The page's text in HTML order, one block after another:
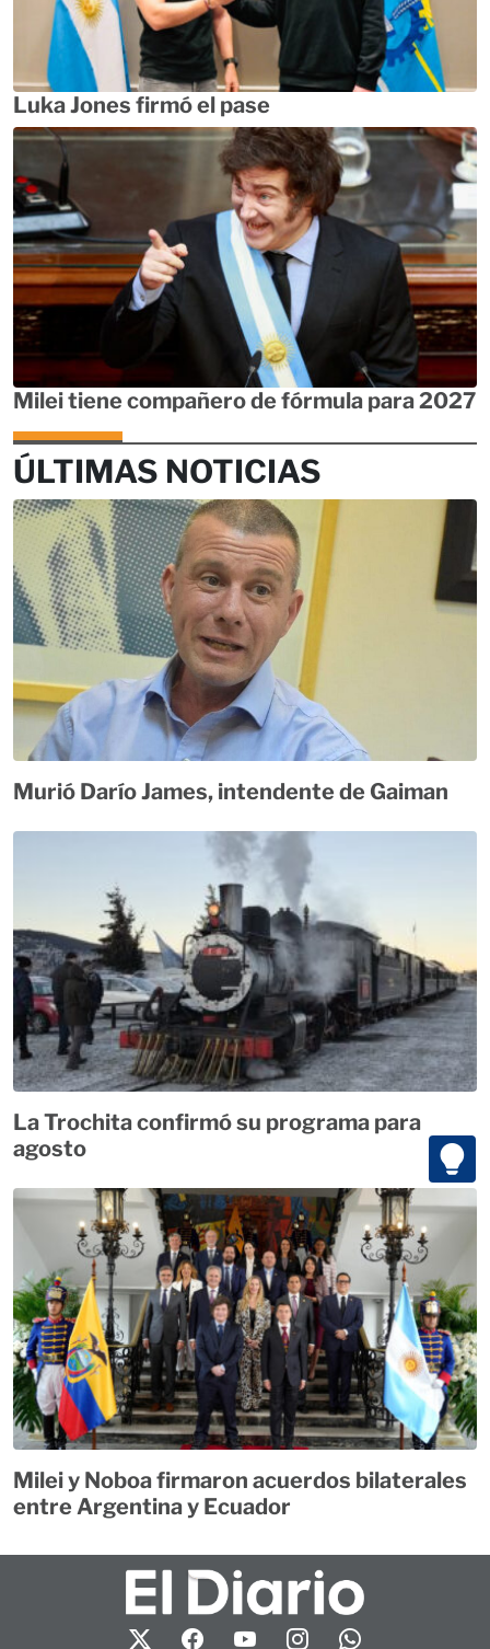
Luka Jones firmó el pase
Milei tiene compañero de fórmula para 2027
ÚLTIMAS NOTICIAS
Murió Darío James, intendente de Gaiman
La Trochita confirmó su programa para
agosto
Milei y Noboa firmaron acuerdos bilaterales
entre Argentina y Ecuador